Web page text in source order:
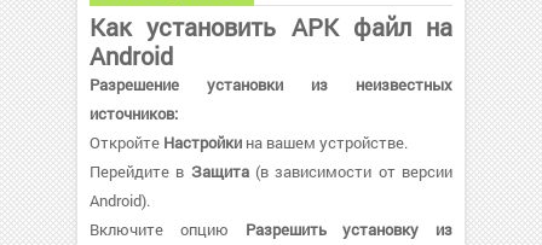
Как установить APK файл на
Android
Разрешение установки из неизвестных
источников:
Откройте Настройки на вашем устройстве.
Перейдите в Защита(в зависимости от версии
Android).
Включите опцию Разрешить установку из